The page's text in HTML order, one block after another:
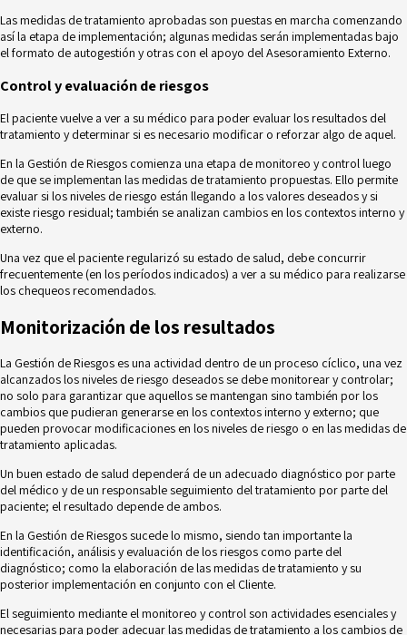
Las medidas de tratamiento aprobadas son puestas en marcha comenzando
así la etapa de implementación; algunas medidas serán implementadas bajo
el formato de autogestión y otras con el apoyo del Asesoramiento Externo.
Control y evaluación de riesgos
El paciente vuelve a ver a su médico para poder evaluar los resultados del
tratamiento y determinar si es necesario modificar o reforzar algo de aquel.
En la Gestión de Riesgos comienza una etapa de monitoreo y control luego
de que se implementan las medidas de tratamiento propuestas. Ello permite
evaluar si los niveles de riesgo están llegando a los valores deseados y si
existe riesgo residual; también se analizan cambios en los contextos interno y
externo.
Una vez que el paciente regularizó su estado de salud, debe concurrir
frecuentemente (en los períodos indicados) a ver a su médico para realizarse
los chequeos recomendados.
Monitorización de los resultados
La Gestión de Riesgos es una actividad dentro de un proceso cíclico, una vez
alcanzados los niveles de riesgo deseados se debe monitorear y controlar;
no solo para garantizar que aquellos se mantengan sino también por los
cambios que pudieran generarse en los contextos interno y externo; que
pueden provocar modificaciones en los niveles de riesgo o en las medidas de
tratamiento aplicadas.
Un buen estado de salud dependerá de un adecuado diagnóstico por parte
del médico y de un responsable seguimiento del tratamiento por parte del
paciente; el resultado depende de ambos.
En la Gestión de Riesgos sucede lo mismo, siendo tan importante la
identificación, análisis y evaluación de los riesgos como parte del
diagnóstico; como la elaboración de las medidas de tratamiento y su
posterior implementación en conjunto con el Cliente.
El seguimiento mediante el monitoreo y control son actividades esenciales y
necesarias para poder adecuar las medidas de tratamiento a los cambios de